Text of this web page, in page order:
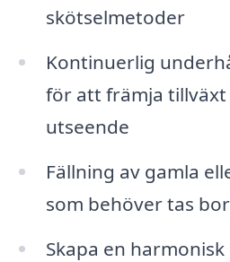
skötselmetoder
Kontinuerlig
för att främja tillväxt
utseende
Fällning av gamla
som behöver tas
Skapa en